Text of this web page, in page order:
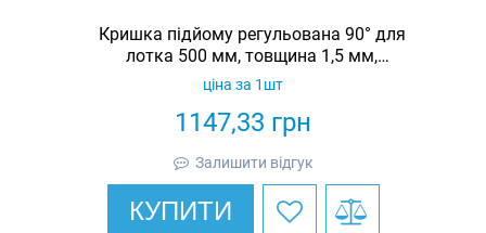
Кришка підйому регульована 90° для
лотка 500 мм, товщина 1,5 мм,
гарячеоцинкована, Eurotray
1147,33 грн
ціна за 1шт
Залишити відгук
КУПИТИ